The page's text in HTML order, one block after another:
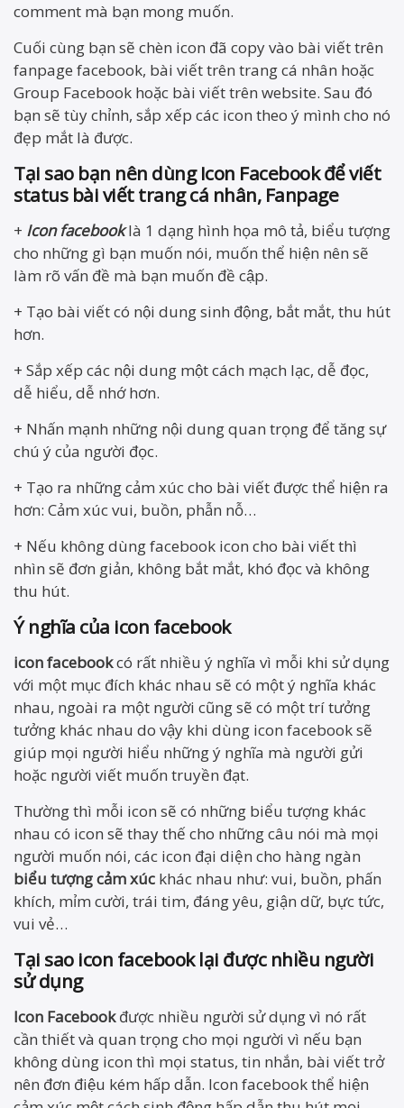
comment mà bạn mong muốn.
Cuối cùng bạn sẽ chèn icon đã copy vào bài viết trên
fanpage facebook, bài viết trên trang cá nhân hoặc
Group Facebook hoặc bài viết trên website. Sau đó
bạn sẽ tùy chỉnh, sắp xếp các icon theo ý mình cho nó
đẹp mắt là được.
Tại sao bạn nên dùng Icon Facebook để viết
status bài viết trang cá nhân, Fanpage
+ Icon facebooklà 1 dạng hình họa mô tả, biểu tượng
cho những gì bạn muốn nói, muốn thể hiện nên sẽ
làm rõ vấn đề mà bạn muốn đề cập.
+ Tạo bài viết có nội dung sinh động, bắt mắt, thu hút
hơn.
+ Sắp xếp các nội dung một cách mạch lạc, dễ đọc,
dễ hiểu, dễ nhớ hơn.
+ Nhấn mạnh những nội dung quan trọng để tăng sự
chú ý của người đọc.
+ Tạo ra những cảm xúc cho bài viết được thể hiện ra
hơn: Cảm xúc vui, buồn, phẫn nỗ…
+ Nếu không dùng facebook icon cho bài viết thì
nhìn sẽ đơn giản, không bắt mắt, khó đọc và không
thu hút.
Ý nghĩa của icon facebook
icon facebookcó rất nhiều ý nghĩa vì mỗi khi sử dụng
với một mục đích khác nhau sẽ có một ý nghĩa khác
nhau, ngoài ra một người cũng sẽ có một trí tưởng
tưởng khác nhau do vậy khi dùng icon facebook sẽ
giúp mọi người hiểu những ý nghĩa mà người gửi
hoặc người viết muốn truyền đạt.
Thường thì mỗi icon sẽ có những biểu tượng khác
nhau có icon sẽ thay thế cho những câu nói mà mọi
người muốn nói, các icon đại diện cho hàng ngàn
biểu tượng cảm xúc khác nhau như: vui, buồn, phấn
khích, mỉm cười, trái tim, đáng yêu, giận dữ, bực tức,
vui vẻ…
Tại sao icon facebook lại được nhiều người
sử dụng
Icon Facebookđược nhiều người sử dụng vì nó rất
cần thiết và quan trọng cho mọi người vì nếu bạn
không dùng icon thì mọi status, tin nhắn, bài viết trở
nên đơn điệu kém hấp dẫn. Icon facebook thể hiện